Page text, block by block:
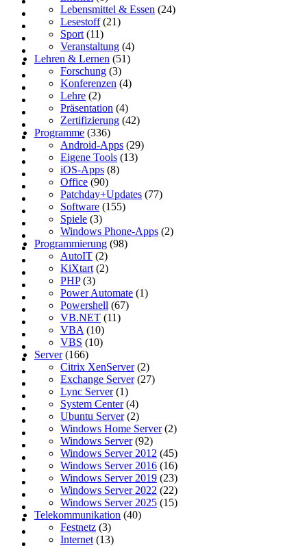
Lebensmittel & Essen (24)
Lesestoff(21)
Sport (11)
Veranstaltung (4)
Lehren & Lernen (51)
Forschung (3)
Konferenzen (4)
Lehre (2)
Präsentation (4)
Zertifizierung (42)
Programme (336)
Android-Apps (29)
Eigene Tools (13)
iOS-Apps (8)
Office (90)
Patchday+Updates (77)
Software (155)
Spiele (3)
Windows Phone-Apps (2)
Programmierung (98)
AutoIT (2)
KiXtart (2)
PHP(3)
Power Automate (1)
Powershell (67)
VB.NET (11)
VBA (10)
VBS (10)
Server(166)
Citrix XenServer(2)
Exchange Server(27)
Lync Server(1)
System Center(4)
Ubuntu Server(2)
Windows Home Server(2)
Windows Server(92)
Windows Server 2012 (45)
Windows Server 2016 (16)
Windows Server 2019 (23)
Windows Server 2022 (22)
Windows Server 2025 (15)
Telekommunikation (40)
Festnetz (3)
Internet (13)